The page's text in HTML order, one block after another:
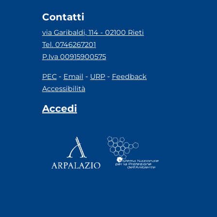
Contatti
via Garibaldi, 114 - 02100 Rieti
Tel. 0746267201
P.Iva 00915900575
PEC - Email - URP - Feedback
Accessibilità
Accedi